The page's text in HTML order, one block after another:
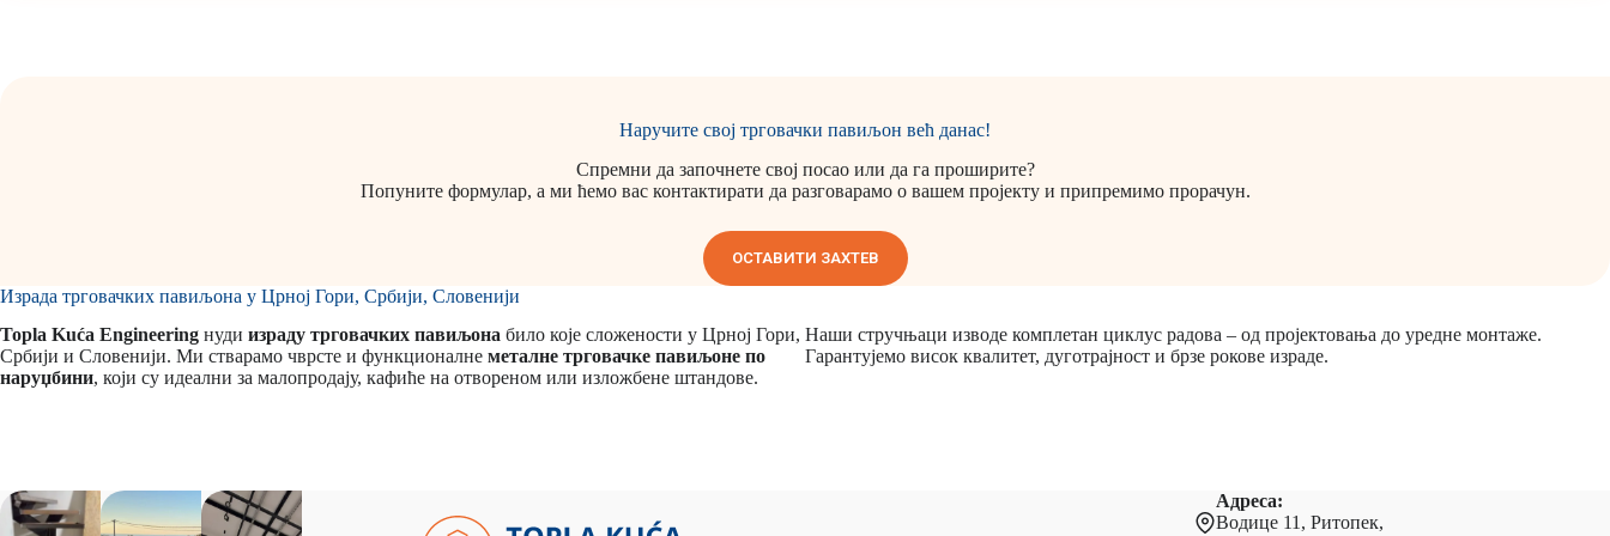
Наручите свој трговачки павиљон већ данас!
Спремни да започнете свој посао или да га проширите?
Попуните формулар, а ми ћемо вас контактирати да разговарамо о вашем пројекту и припремимо прорачун.
ОСТАВИТИ ЗАХТЕВ
Израда трговачких павиљона у Црној Гори, Србији, Словенији
Topla Kuća Engineering нуди израду трговачких павиљона било које сложености у Црној Гори,
Србији и Словенији. Ми стварамо чврсте и функционалне металне трговачке павиљоне по
наруџбини, који су идеални за малопродају, кафиће на отвореном или изложбене штандове.
Наши стручњаци изводе комплетан циклус радова – од пројектовања до уредне монтаже.
Гарантујемо висок квалитет, дуготрајност и брзе рокове израде.
Адреса:
Водице 11, Ритопек,